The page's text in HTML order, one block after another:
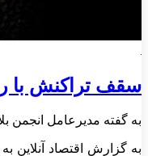
سقف تراکنش با
به گفته مدیرعامل انجمن بلاک‌چین سقف تراکنش با ریال دیجیتال تا زیر ۱۵